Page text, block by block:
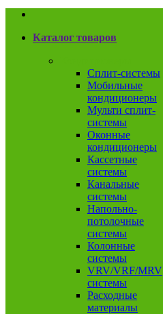
Каталог товаров
Сплит-системы
Мобильные
кондиционеры
Мульти сплит-
системы
Оконные
кондиционеры
Кассетные
системы
Канальные
системы
Напольно-
потолочные
системы
Колонные
системы
VRV/VRF/MRV
системы
Расходные
материалы